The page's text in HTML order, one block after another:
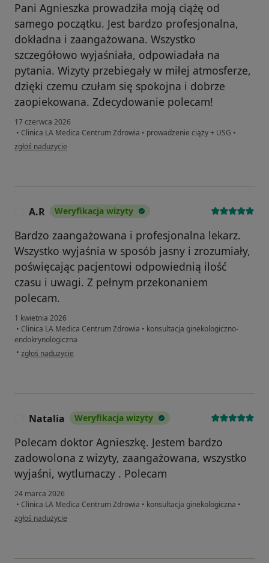
Pani Agnieszka prowadziła moją ciążę od
samego początku. Jest bardzo profesjonalna,
dokładna i zaangażowana. Wszystko
szczegółowo wyjaśniała, odpowiadała na
pytania. Wizyty przebiegały w miłej atmosferze,
dzięki czemu czułam się spokojna i dobrze
zaopiekowana. Zdecydowanie polecam!
17 czerwca 2026
• Clinica LA Medica Centrum Zdrowia • prowadzenie ciąży + USG •
w opinii użytkownika Marta L
zgłoś nadużycie
A.R Weryfikacja wizyty
Bardzo zaangażowana i profesjonalna lekarz.
Wszystko wyjaśnia w sposób jasny i zrozumiały,
poświęcając pacjentowi odpowiednią ilość
czasu i uwagi. Z pełnym przekonaniem
polecam.
1 kwietnia 2026
• Clinica LA Medica Centrum Zdrowia • konsultacja ginekologiczno-
endokrynologiczna
• w opinii użytkownika A.R
zgłoś nadużycie
Natalia Weryfikacja wizyty
Polecam doktor Agnieszkę. Jestem bardzo
zadowolona z wizyty, zaangażowana, wszystko
wyjaśni, wytlumaczy . Polecam
24 marca 2026
• Clinica LA Medica Centrum Zdrowia • konsultacja ginekologiczna •
w opinii użytkownika Natalia
zgłoś nadużycie